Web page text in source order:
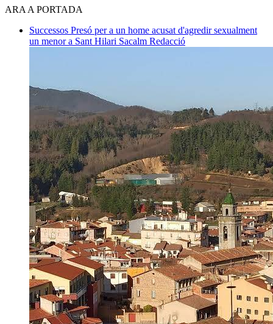
ARA A PORTADA
Successos Presó per a un home acusat d'agredir sexualment
un menor a Sant Hilari Sacalm Redacció